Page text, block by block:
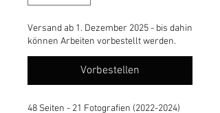
Versand ab 1. Dezember 2025 - bis dahin
können Arbeiten vorbestellt werden.
Vorbestellen
48 Seiten - 21 Fotografien (2022-2024)